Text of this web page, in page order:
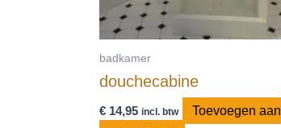
badkamer
douchecabine
€ 14,95 incl. btw
Toevoegen aan